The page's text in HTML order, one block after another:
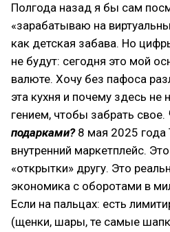
Полгода назад я бы сам
«зарабатываю на
как детская забава. Но
не будут: сегодня это мой
валюте. Хочу без пафоса
эта кухня и почему здесь не
гением, чтобы забрать свое.
подарками?8 мая 2025 года
внутренний маркетплейс.
«открытки» другу. Это
экономика с оборотами в
Если на пальцах: есть
(щенки, шары, те самые